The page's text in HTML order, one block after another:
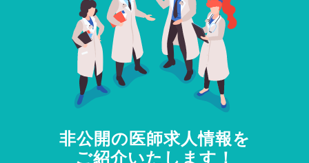
非公開の医師求人情報を
ご紹介いたします！